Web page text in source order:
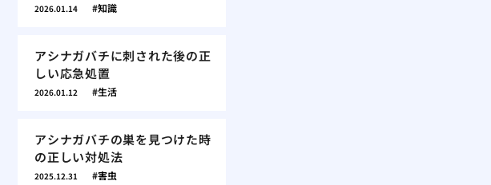
2026.01.14 知識
アシナガバチに刺された後の正
しい応急処置
2026.01.12 生活
アシナガバチの巣を見つけた時
の正しい対処法
2025.12.31 害虫